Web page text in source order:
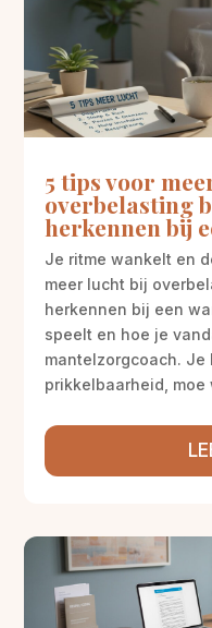
5 tips voor
overbelasting
herkennen bij
Je ritme wankelt en
meer lucht bij
herkennen bij een
speelt en hoe je
mantelzorgcoach.
prikkelbaarheid, moe